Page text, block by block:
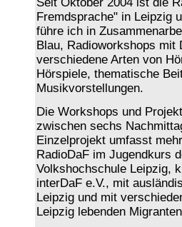
Fremdsprache" in Leipzig
führe ich in
Blau, Radioworkshops mit
verschiedene Arten von
Hörspiele, thematische
Musikvorstellungen.
Die Workshops und
zwischen sechs
Einzelprojekt umfasst
RadioDaF im Jugendkurs
Volkshochschule Leipzig,
interDaF e.V., mit
Leipzig und mit
Leipzig lebenden